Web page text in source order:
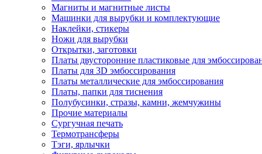
Магниты и магнитные листы
Машинки для вырубки и комплектующие
Наклейки, стикеры
Ножи для вырубки
Открытки, заготовки
Платы двусторонние пластиковые для
Платы для 3D эмбоссирования
Платы металлические для эмбоссирования
Платы, папки для тиснения
Полубусинки, стразы, камни, жемчужины
Прочие материалы
Сургучная печать
Термотрансферы
Тэги, ярлычки